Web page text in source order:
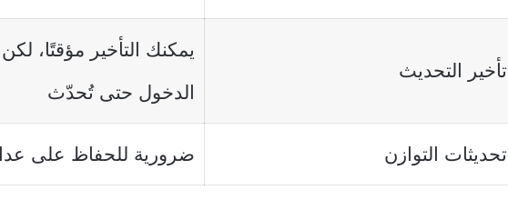
تأخير التحديث
يمكنك التأخير مؤقتًا،
الدخول حتى تُحدّث
تحديثات التوازن ضرورية للحفاظ على